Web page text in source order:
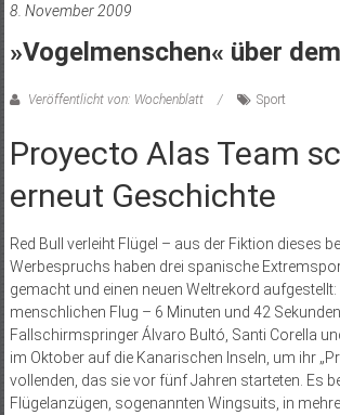
8. November 2009
»Vogelmenschen« über
Veröffentlicht von: Wochenblatt Sport
Proyecto Alas Team
erneut Geschichte
Red Bull verleiht Flügel – aus der Fiktion dieses
Werbespruchs haben drei spanische
gemacht und einen neuen Weltrekord
menschlichen Flug – 6 Minuten und 42
Fallschirmspringer Álvaro Bultó, Santi Corella
im Oktober auf die Kanarischen Inseln, um ihr
vollenden, das sie vor fünf Jahren starteten. Es
Flügelanzügen, sogenannten Wingsuits, in